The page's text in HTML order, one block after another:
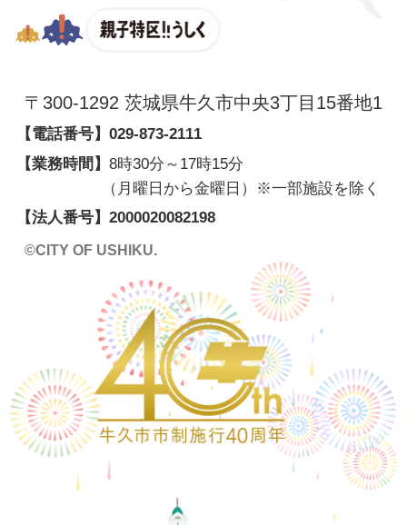
〒300-1292 茨城県牛久市中央3丁目15番地1
【電話番号】 029-873-2111
【業務時間】 8時30分～17時15分
（月曜日から金曜日）※一部施設を除く
【法人番号】 2000020082198
©CITY OF USHIKU.